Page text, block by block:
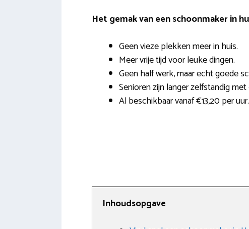
Het gemak van een schoonmaker in
Geen vieze plekken meer in huis.
Meer vrije tijd voor leuke dingen.
Geen half werk, maar echt goede
Senioren zijn langer zelfstandig
Al beschikbaar vanaf €13,20 per uur.
Inhoudsopgave